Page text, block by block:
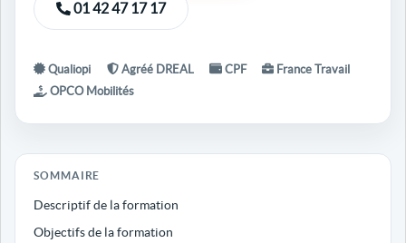
01 42 47 17 17
Qualiopi Agréé DREAL CPF
France Travail
OPCO Mobilités
SOMMAIRE
Descriptif de la formation
Objectifs de la formation